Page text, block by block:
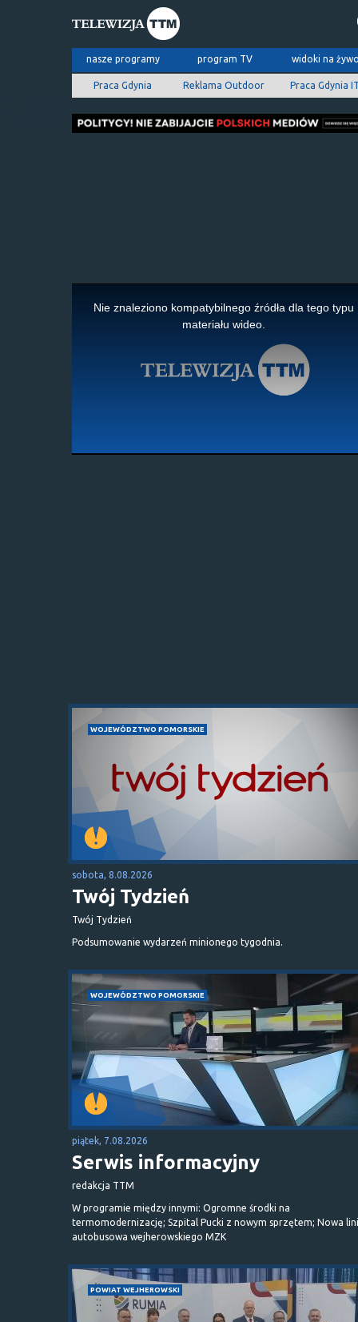
nasze programy program TV widoki na
Praca Gdynia Reklama Outdoor Praca Gdynia
Nie znaleziono kompatybilnego źródła dla tego typu
materiału wideo.
WOJEWÓDZTWO POMORSKIE
sobota, 8.08.2026
Twój Tydzień
Twój Tydzień
Podsumowanie wydarzeń minionego tygodnia.
WOJEWÓDZTWO POMORSKIE
piątek, 7.08.2026
Serwis informacyjny
redakcja TTM
W programie między innymi: Ogromne środki na
termomodernizację; Szpital Pucki z nowym sprzętem; Nowa
autobusowa wejherowskiego MZK
POWIAT WEJHEROWSKI